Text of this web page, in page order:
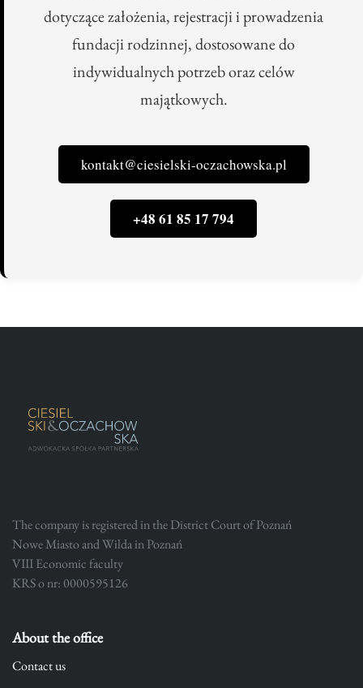
dotyczące założenia, rejestracji i prowadzenia
fundacji rodzinnej, dostosowane do
indywidualnych potrzeb oraz celów
majątkowych.
kontakt@ciesielski-oczachowska.pl
+48 61 85 17 794
The company is registered in the District Court of Poznań
Nowe Miasto and Wilda in Poznań
VIII Economic faculty
KRS o nr: 0000595126
About the office
Contact us